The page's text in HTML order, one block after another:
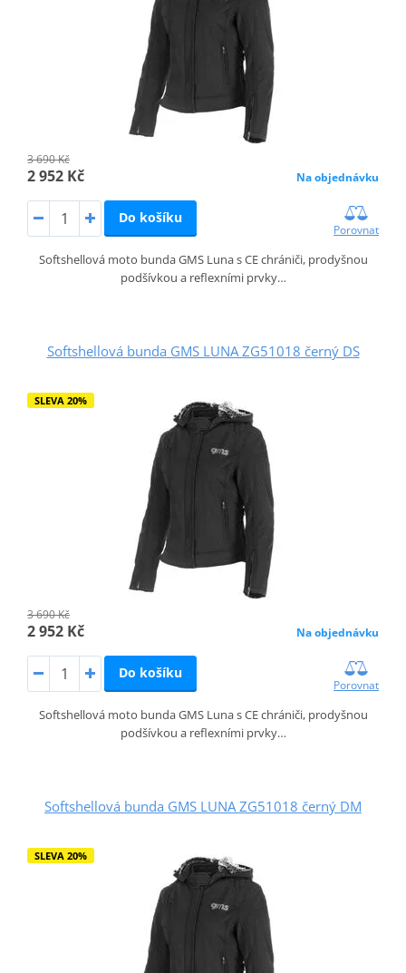
3 690 Kč
2 952 Kč Na objednávku
Do košíku
Porovnat
Softshellová moto bunda GMS Luna s CE chrániči, prodyšnou
podšívkou a reflexními prvky…
Softshellová bunda GMS LUNA ZG51018 černý DS
SLEVA 20%
3 690 Kč
2 952 Kč Na objednávku
Do košíku
Porovnat
Softshellová moto bunda GMS Luna s CE chrániči, prodyšnou
podšívkou a reflexními prvky…
Softshellová bunda GMS LUNA ZG51018 černý DM
SLEVA 20%